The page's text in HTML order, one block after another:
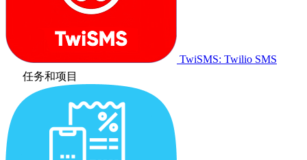
TwiSMS: Twilio SMS
任务和项目